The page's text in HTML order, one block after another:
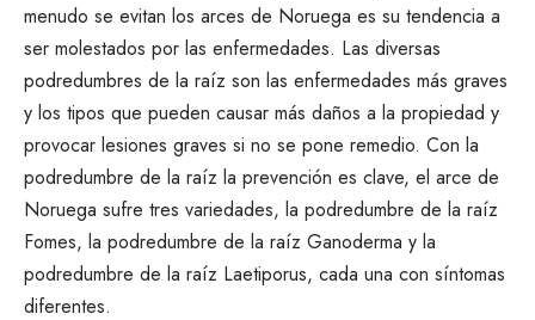
menudo se evitan los arces de Noruega es su tendencia a
ser molestados por las enfermedades. Las diversas
podredumbres de la raíz son las enfermedades más graves
y los tipos que pueden causar más daños a la propiedad y
provocar lesiones graves si no se pone remedio. Con la
podredumbre de la raíz la prevención es clave, el arce de
Noruega sufre tres variedades, la podredumbre de la raíz
Fomes, la podredumbre de la raíz Ganoderma y la
podredumbre de la raíz Laetiporus, cada una con síntomas
diferentes.